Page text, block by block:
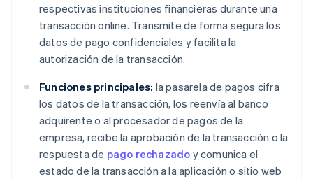
respectivas instituciones financieras durante una
transacción online. Transmite de forma segura los
datos de pago confidenciales y facilita la
autorización de la transacción.
Funciones principales: la pasarela de pagos cifra
los datos de la transacción, los reenvía al banco
adquirente o al procesador de pagos de la
empresa, recibe la aprobación de la transacción o la
respuesta de pago rechazado y comunica el
estado de la transacción a la aplicación o sitio web